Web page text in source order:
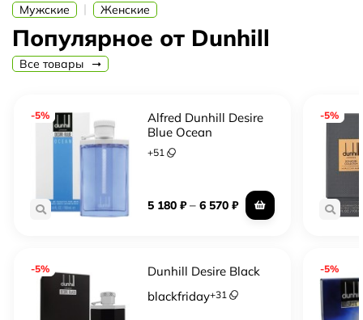
Мужские | Женские
Популярное от Dunhill
Все товары
-5%
Alfred Dunhill Desire
Blue Ocean
+51
5 180₽–6 570₽
-5%
Dunhill Desire Black
blackfriday+31
-5%
-5%